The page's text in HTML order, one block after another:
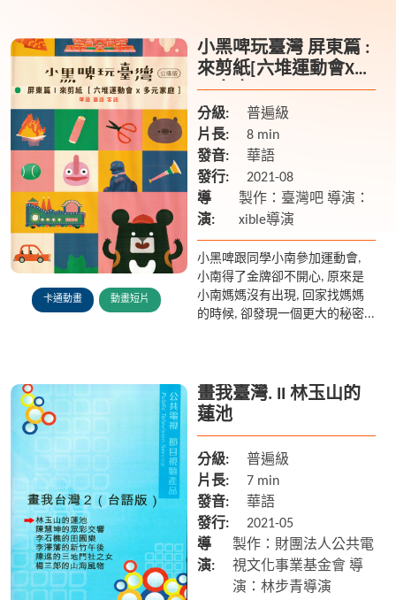
卡通動畫 動畫短片
小黑啤玩臺灣 屏東篇 :
來剪紙[六堆運動會X多
元家庭]
分級:
普遍級
片長:
8 min
發音:
華語
發行:
2021-08
導
演:
製作：臺灣吧 導演：
xible導演
小黑啤跟同學小南參加運動會,
小南得了金牌卻不開心, 原來是
小南媽媽沒有出現, 回家找媽媽
的時候, 卻發現一個更大的秘密...
畫我臺灣. II 林玉山的
蓮池
分級:
普遍級
片長:
7 min
發音:
華語
發行:
2021-05
導
演:
製作：財團法人公共電
視文化事業基金會 導
演：林步青導演